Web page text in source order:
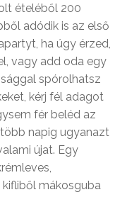
ételéből 200
adódik is az első
ha úgy érzed,
vagy add oda egy
spórolhatsz
kérj fél adagot
fér beléd az
napig ugyanazt
újat. Egy
mákosguba